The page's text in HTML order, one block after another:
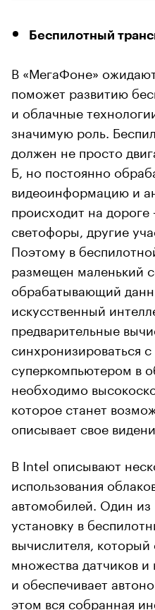
Беспилотный
В «МегаФоне»
поможет развитию
и облачные
значимую роль.
должен не просто
Б, но постоянно
видеоинформацию и
происходит на
светофоры, другие
Поэтому в
размещен маленький
обрабатывающий
искусственный
предварительные
синхронизироваться
суперкомпьютером в
необходимо
которое станет
описывает свое
В Intel описывают
использования
автомобилей. Один из
установку в
вычислителя,
множества датчиков
и обеспечивает
этом вся собранная